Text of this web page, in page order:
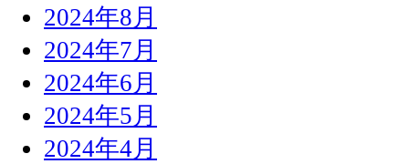
2024年8月
2024年7月
2024年6月
2024年5月
2024年4月